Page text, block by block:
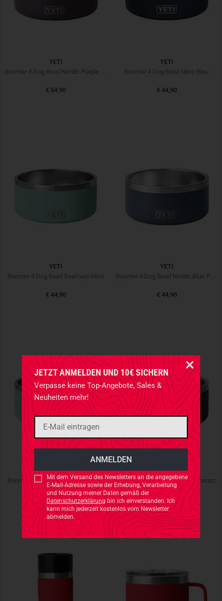
JETZT ANMELDEN UND 10€ SICHERN
Verpasse keine Top-Angebote, Sales &
Neuheiten mehr!
Mit dem Versand des Newsletters an die angegebene
E-Mail-Adresse sowie der Erhebung, Verarbeitung
und Nutzung meiner Daten gemäß der
Datenschutzerklärungbin ich einverstanden. Ich
kann mich jederzeit kostenlos vom Newsletter
abmelden.
YETI
Boomer 8 Dog Bowl Nordic Purple Beere
€ 54,90
YETI
Boomer 4 Dog Bowl Navy Blau
€ 44,90
YETI
Boomer 4 Dog Bowl Seafoam Mint
€ 44,90
YETI
€ 44,90
YETI
Boomer 8 Dog Bowl Seafoam Mint
€ 54,90
YETI
Boomer 4 Dog Bowl Black Schwarz
€ 44,90